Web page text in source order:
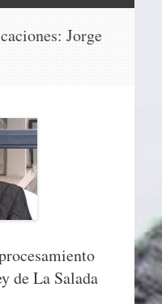
Jorge
de La Salada